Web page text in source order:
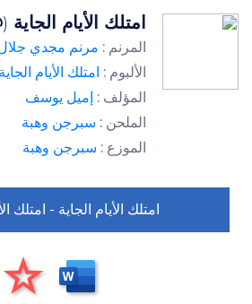
امتلك الأيام الجاية (
المرنم : مرنم مجدي
الألبوم : امتلك الأيام الجاية
المؤلف : إميل يوسف
الملحن : سبرجن وهبة
الموزع : سبرجن وهبة
امتلك الأيام الجاية - امتلك